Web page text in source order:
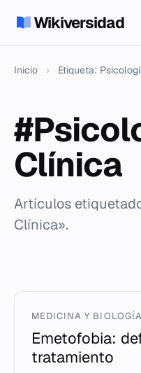
Wikiversidad
Inicio › Etiqueta:
Clínica
Artículos
Clínica».
MEDICINA Y BIOLOGÍA
Emetofobia:
tratamiento